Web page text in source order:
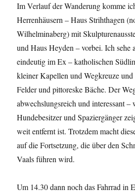
Im Verlauf der Wanderung komme
Herrenhäusern – Haus Strihthagen
Wilhelminaberg) mit
und Haus Heyden – vorbei. Ich sehe
eindeutig im Ex – katholischen
kleiner Kapellen und Wegkreuze
Felder und pittoreske Bäche. Der
abwechslungsreich und interessant –
Hundebesitzer und Spaziergänger
weit entfernt ist. Trotzdem macht
auf die Fortsetzung, die über den
Vaals führen wird.
Um 14.30 dann noch das Fahrrad in